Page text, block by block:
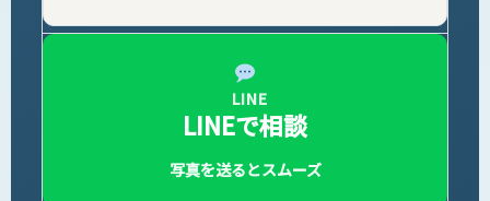
LINE
LINEで相談
写真を送るとスムーズ